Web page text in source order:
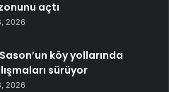
açtı
2026
köy yollarında
sürüyor
2026